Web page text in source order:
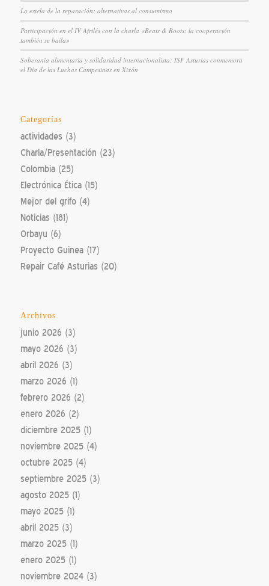
La estela de la reparación: alternativas al consumismo
Participación en el IV Afrilés con la charla «Beats & Roots: la cooperación
también se baila»
Soberanía alimentaria y solidaridad internacionalista: ISF Asturias conmemora
el Día de las Luchas Campesinas en Xixón
Categorías
actividades (3)
Charla/Presentación (23)
Colombia(25)
Electrónica Ética(15)
Mejor del grifo(4)
Noticias (181)
Orbayu (6)
Proyecto Guinea(17)
Repair Café Asturias (20)
Archivos
junio 2026 (3)
mayo 2026 (3)
abril 2026 (3)
marzo 2026 (1)
febrero 2026 (2)
enero 2026 (2)
diciembre 2025(1)
noviembre 2025(4)
octubre 2025(4)
septiembre 2025(3)
agosto 2025(1)
mayo 2025(1)
abril 2025(3)
marzo 2025(1)
enero 2025(1)
noviembre 2024(3)